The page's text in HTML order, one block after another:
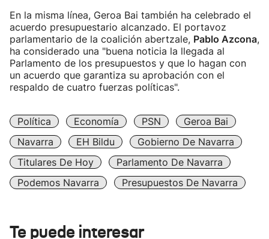
En la misma línea, Geroa Bai también ha celebrado el
acuerdo presupuestario alcanzado. El portavoz
parlamentario de la coalición abertzale, Pablo Azcona,
ha considerado una "buena noticia la llegada al
Parlamento de los presupuestos y que lo hagan con
un acuerdo que garantiza su aprobación con el
respaldo de cuatro fuerzas políticas".
Política Economía PSN
Geroa Bai
Navarra
EH Bildu
Gobierno De Navarra
Titulares De Hoy
Parlamento De Navarra
Podemos Navarra
Presupuestos De Navarra
Te puede interesar